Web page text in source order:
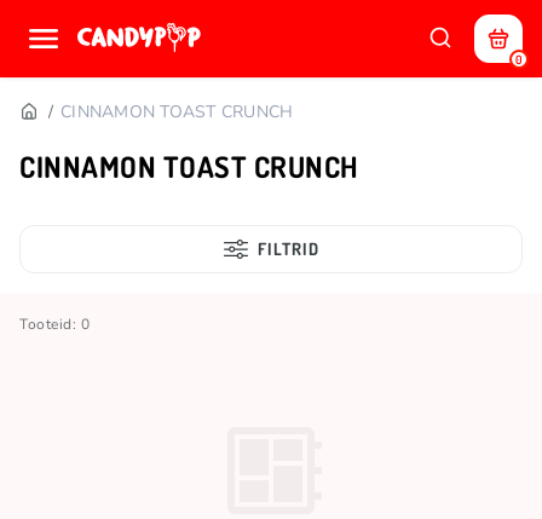
0
CINNAMON TOAST CRUNCH
CINNAMON TOAST CRUNCH
FILTRID
Tooteid: 0